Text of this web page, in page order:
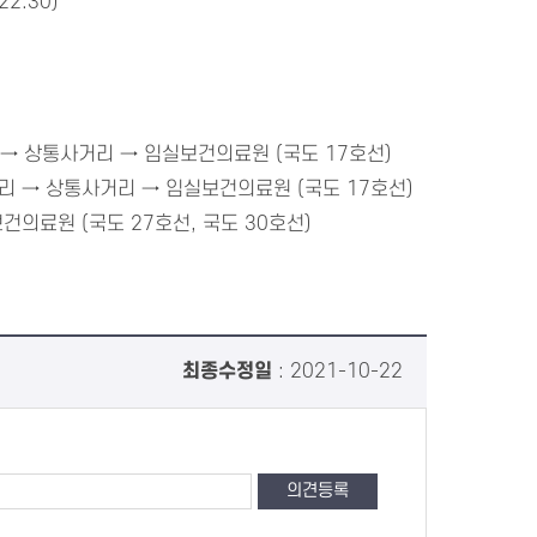
상통사거리 → 임실보건의료원 (국도 17호선)
→ 상통사거리 → 임실보건의료원 (국도 17호선)
의료원 (국도 27호선, 국도 30호선)
최종수정일 : 2021-10-22